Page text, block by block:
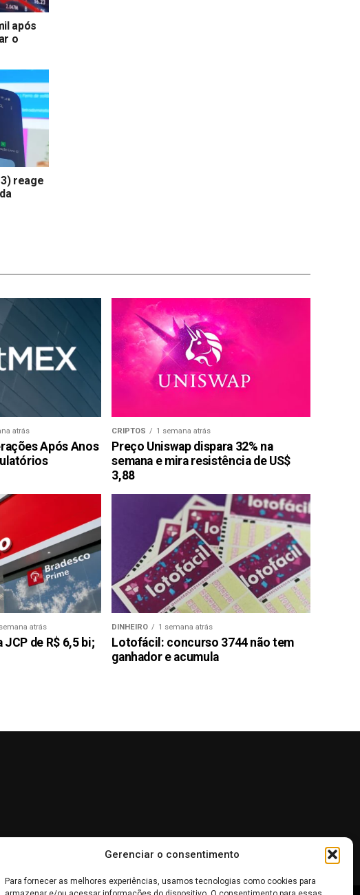
Gerenciar o consentimento
Para fornecer as melhores experiências, usamos tecnologias como cookies para
após
o
reage
atrás
Após Anos
CRIPTOS 1 semana atrás
Preço Uniswap dispara 32% na
semana e mira resistência de US$
3,88
atrás
de R$ 6,5 bi;
DINHEIRO 1 semana atrás
Lotofácil: concurso 3744 não tem
ganhador e acumula